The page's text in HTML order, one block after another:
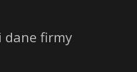
dane firmy